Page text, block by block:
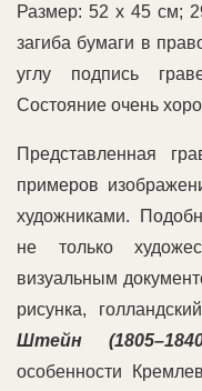
Размер: 52 х 45 см;
загиба бумаги в
углу подпись
Состояние очень
Представленная
примеров
художниками.
не только
визуальным
рисунка,
Штейн
особенности